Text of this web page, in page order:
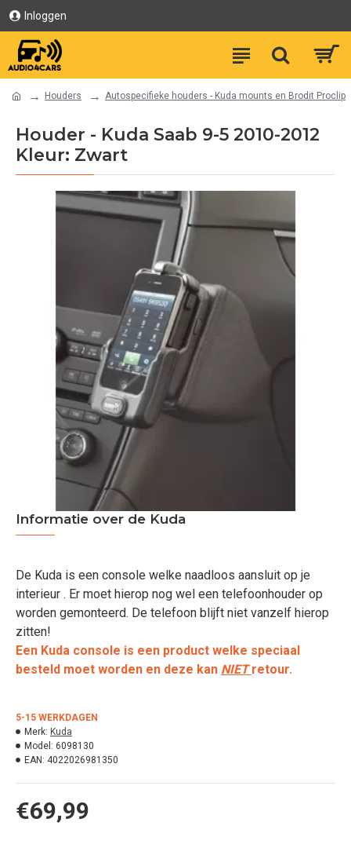
Inloggen
Houders Autospecifieke houders - Kuda mounts en Brodit Proclip
Houder - Kuda Saab 9-5 2010-2012
Kleur: Zwart
Informatie over de Kuda
De Kuda is een console welke naadloos aansluit op je
interieur . Er moet hierop nog wel een telefoonhouder op
worden gemonteerd. De telefoon blijft niet vanzelf hierop
zitten!
Een Kuda console is een product welke speciaal
besteld moet worden en deze kan NIETretour.
€69,99
5-15 WERKDAGEN
Merk: Kuda
Model: 6098130
EAN: 4022026981350